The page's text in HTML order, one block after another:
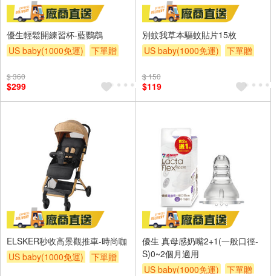
優生輕鬆開練習杯-藍鸚鵡
US baby(1000免運)
下單贈
$ 360
$299
別蚊我草本驅蚊貼片15枚
US baby(1000免運)
下單贈
$ 150
$119
ELSKER秒收高景觀推車-時尚咖
US baby(1000免運)
下單贈
優生 真母感奶嘴2+1(一般口徑-
S)0~2個月適用
US baby(1000免運)
下單贈